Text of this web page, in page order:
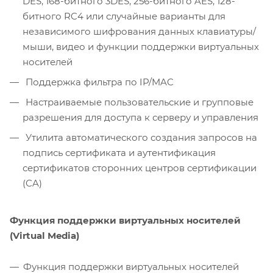
битного RC4 или случайные варианты для
независимого шифрования данных клавиатуры/
мыши, видео и функции поддержки виртуальных
носителей
Поддержка фильтра по IP/MAC
Настраиваемые пользовательские и групповые
разрешения для доступа к серверу и управления
Утилита автоматического создания запросов на
подпись сертификата и аутентификация
сертификатов сторонних центров сертификации
(CA)
Функция поддержки виртуальных носителей
(Virtual Media)
Функция поддержки виртуальных носителей